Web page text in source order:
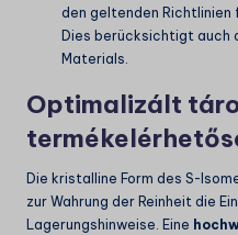
den geltenden
Dies berücksichtigt auch
Materials.
Optimalizált
Die kristalline Form des S-
zur Wahrung der Reinheit die
Lagerungshinweise. Eine